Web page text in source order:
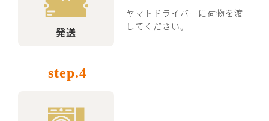
発送
ヤマトドライバーに荷物を渡
してください。
step.4